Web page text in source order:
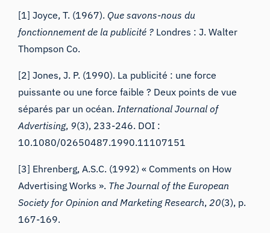
[1] Joyce, T. (1967).Que savons-nous du
fonctionnement de la publicité ? Londres : J. Walter
Thompson Co.
[2] Jones, J. P. (1990). La publicité : une force
puissante ou une force faible ? Deux points de vue
séparés par un océan.International Journal of
Advertising, 9(3), 233-246. DOI :
10.1080/02650487.1990.11107151
[3] Ehrenberg, A.S.C. (1992) « Comments on How
Advertising Works ». The Journal of the European
Society for Opinion and Marketing Research,20(3), p.
167-169.